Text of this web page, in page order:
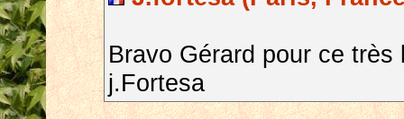
Bravo Gérard pour ce
j.Fortesa